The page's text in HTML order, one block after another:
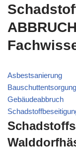
Asbestsanierung
Bauschuttentsorgung
Gebäudeabbruch